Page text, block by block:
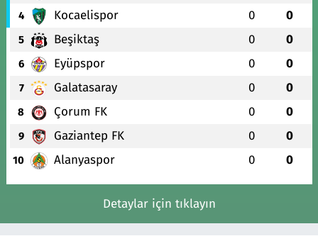
4 Kocaelispor 0 0
5 Beşiktaş 0 0
6 Eyüpspor 0 0
7 Galatasaray 0 0
8 Çorum FK 0 0
9 Gaziantep FK 0 0
10 Alanyaspor 0 0
Detaylar için tıklayın